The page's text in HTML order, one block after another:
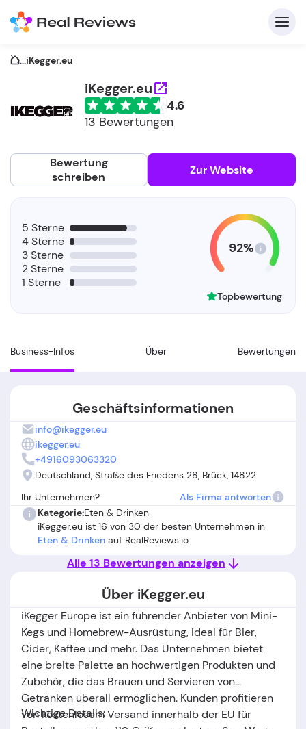
...iKegger.eu
iKegger.eu
4.6
13 Bewertungen
Bewertung
schreiben
Zur Website
Business-Infos Über Bewertungen
5 Sterne
4 Sterne
3 Sterne
2 Sterne
1 Sterne
92%
Topbewertung
Geschäftsinformationen
info@ikegger.eu
ikegger.eu
+4916093063320
Deutschland, Straße des Friedens 28, Brück, 14822
Ihr Unternehmen?
Als Firma antworten
Kategorie:Eten & Drinken
iKegger.eu ist 16 von 30 der besten Unternehmen in
Eten & Drinken auf RealReviews.io
Alle 13 Bewertungen anzeigen
Über iKegger.eu
iKegger Europe ist ein führender Anbieter von Mini-
Kegs und Homebrew-Ausrüstung, ideal für Bier,
Cider, Kaffee und mehr. Das Unternehmen bietet
eine breite Palette an hochwertigen Produkten und
Zubehör, die das Brauen und Servieren von
Getränken überall ermöglichen. Kunden profitieren
von kostenlosem Versand innerhalb der EU für
Wichtige Details: